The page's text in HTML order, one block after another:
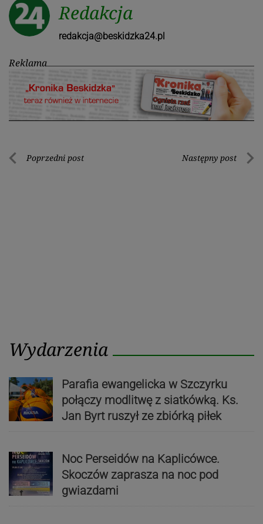
Redakcja
redakcja@beskidzka24.pl
Reklama
Nawigacja
Poprzedni post Następny post
Wydarzenia
Parafia ewangelicka w Szczyrku
połączy modlitwę z siatkówką. Ks.
Jan Byrt ruszył ze zbiórką piłek
Noc Perseidów na Kaplicówce.
Skoczów zaprasza na noc pod
gwiazdami